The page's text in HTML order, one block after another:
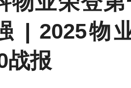
| 2025物
战报